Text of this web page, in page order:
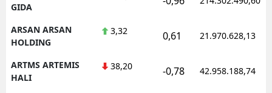
GIDA
ARSAN ARSAN
HOLDING
3,32 0,61 21.970.628,13
ARTMS ARTEMIS
HALI
38,20 -0,78 42.958.188,74